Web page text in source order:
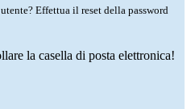
Effettua il reset della password
la casella di posta elettronica!